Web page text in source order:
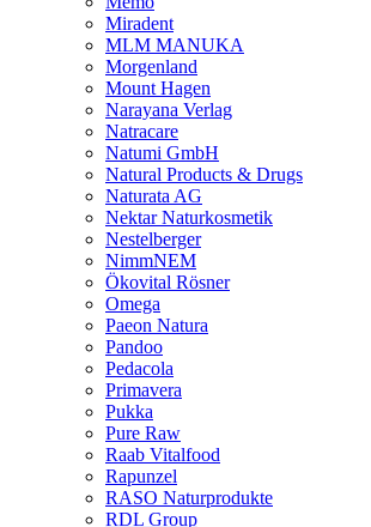
Miradent
MLM MANUKA
Morgenland
Mount Hagen
Narayana Verlag
Natracare
Natumi GmbH
Natural Products & Drugs
Naturata AG
Nektar Naturkosmetik
Nestelberger
NimmNEM
Ökovital Rösner
Omega
Paeon Natura
Pandoo
Pedacola
Primavera
Pukka
Pure Raw
Raab Vitalfood
Rapunzel
RASO Naturprodukte
RDL Group